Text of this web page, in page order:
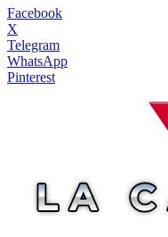
Facebook
X
Telegram
WhatsApp
Pinterest